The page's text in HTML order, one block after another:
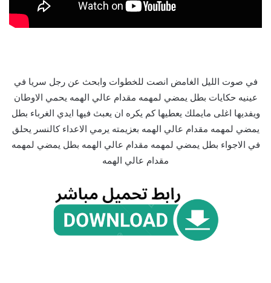
في صوت الليل الغامض انصت للخطوات وابحث عن رجل سريا في
عينيه حكايات بطل يمضي لمهمه مقدام عالي الهمه يحمي الاوطان
ويفديها اغلى مايملك يعطيها كم يكره ان يعبث فيها ايدي الغرباء بطل
يمضي لمهمه مقدام عالي الهمه بعزيمته يرمي الاعداء كالنسر يحلق
في الاجواء بطل يمضي لمهمه مقدام عالي الهمه بطل يمضي لمهمه
مقدام عالي الهمه